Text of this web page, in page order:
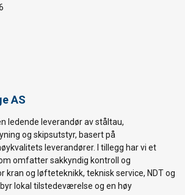
AS
ledende leverandør av ståltau,
og skipsutstyr, basert på
leverandører. I tillegg har vi et
omfatter sakkyndig kontroll og
kran og løfteteknikk, teknisk service, NDT og
lokal tilstedeværelse og en høy